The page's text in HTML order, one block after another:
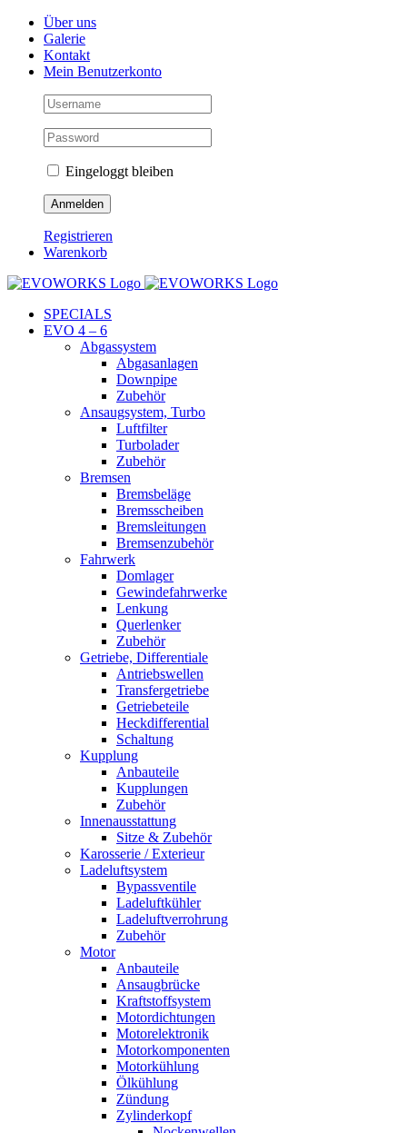
Skip
content
Facebook
Instagram
YouTubeÜber uns
Galerie
Kontakt
Mein Benutzerkonto
Eingeloggt bleiben
Registrieren
Warenkorb
SPECIALS
EVO 4 – 6
Abgassystem
Abgasanlagen
Downpipe
Zubehör
Ansaugsystem, Turbo
Luftfilter
Turbolader
Zubehör
Bremsen
Bremsbeläge
Bremsscheiben
Bremsleitungen
Bremsenzubehör
Fahrwerk
Domlager
Gewindefahrwerke
Lenkung
Querlenker
Zubehör
Getriebe, Differentiale
Antriebswellen
Transfergetriebe
Getriebeteile
Heckdifferential
Schaltung
Kupplung
Anbauteile
Kupplungen
Zubehör
Innenausstattung
Sitze & Zubehör
Karosserie / Exterieur
Ladeluftsystem
Bypassventile
Ladeluftkühler
Ladeluftverrohrung
Zubehör
Motor
Anbauteile
Ansaugbrücke
Kraftstoffsystem
Motordichtungen
Motorelektronik
Motorkomponenten
Motorkühlung
Ölkühlung
Zündung
Zylinderkopf